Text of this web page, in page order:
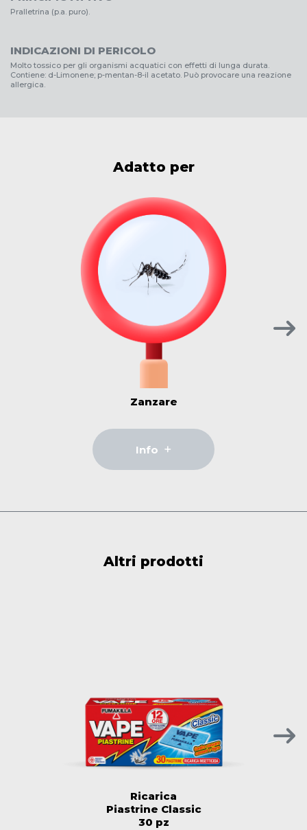
Pralletrina (p.a. puro).
INDICAZIONI DI PERICOLO
Molto tossico per gli organismi acquatici con effetti di lunga durata.
Contiene: d-Limonene; p-mentan-8-il acetato. Può provocare una reazione
allergica.
Adatto per
Zanzare
Info
Altri prodotti
Ricarica
Piastrine Classic
30 pz